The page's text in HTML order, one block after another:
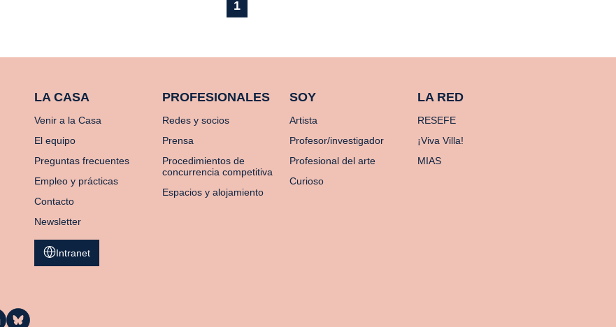
1
LA CASA
Venir a la Casa
El equipo
Preguntas frecuentes
Empleo y prácticas
Contacto
Newsletter
PROFESIONALES
Redes y socios
Prensa
Procedimientos de
concurrencia competitiva
Espacios y alojamiento
SOY
Artista
Profesor/investigador
Profesional del arte
Curioso
LA RED
RESEFE
¡Viva Villa!
MIAS
Intranet